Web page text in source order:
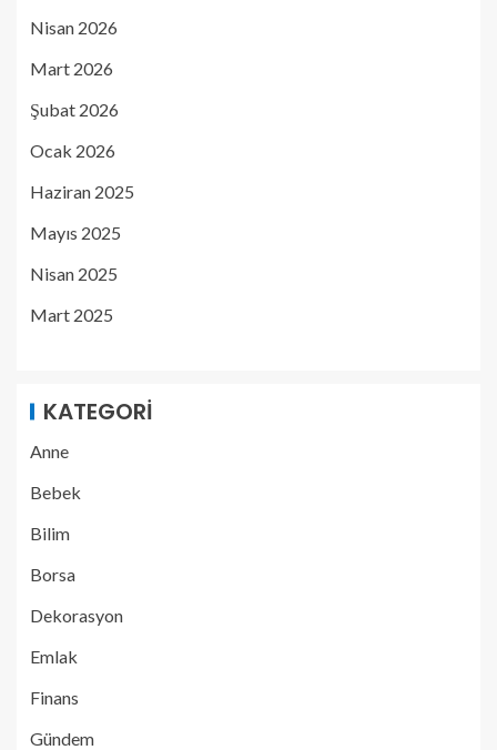
Nisan 2026
Mart 2026
Şubat 2026
Ocak 2026
Haziran 2025
Mayıs 2025
Nisan 2025
Mart 2025
KATEGORI
Anne
Bebek
Bilim
Borsa
Dekorasyon
Emlak
Finans
Gündem